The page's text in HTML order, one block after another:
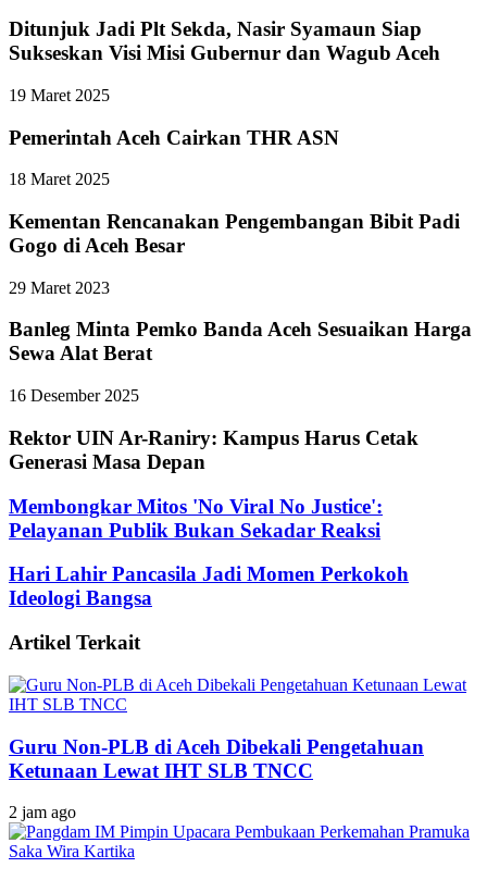
Ditunjuk Jadi Plt Sekda, Nasir Syamaun Siap
Sukseskan Visi Misi Gubernur dan Wagub Aceh
19 Maret 2025
Pemerintah Aceh Cairkan THR ASN
18 Maret 2025
Kementan Rencanakan Pengembangan Bibit Padi
Gogo di Aceh Besar
29 Maret 2023
Banleg Minta Pemko Banda Aceh Sesuaikan Harga
Sewa Alat Berat
16 Desember 2025
Rektor UIN Ar-Raniry: Kampus Harus Cetak
Generasi Masa Depan
Membongkar Mitos 'No Viral No Justice':
Pelayanan Publik Bukan Sekadar Reaksi
Hari Lahir Pancasila Jadi Momen Perkokoh
Ideologi Bangsa
Artikel Terkait
Guru Non-PLB di Aceh Dibekali Pengetahuan
Ketunaan Lewat IHT SLB TNCC
2 jam ago